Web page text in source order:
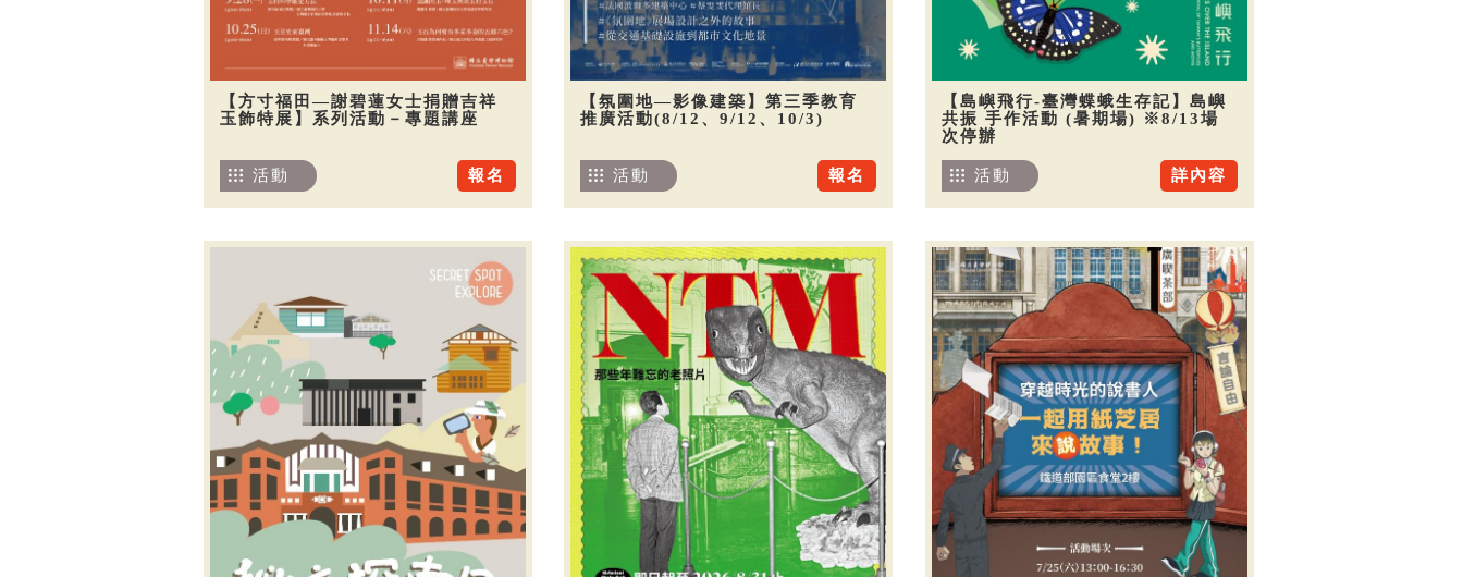
【方寸福田—謝碧蓮女士捐贈吉祥
玉飾特展】系列活動－專題講座
報名
活動
【氛圍地—影像建築】第三季教育
推廣活動(8/12、9/12、10/3)
報名
活動
【島嶼飛行-臺灣蝶蛾生存記】島嶼
共振 手作活動 (暑期場) ※8/13場
次停辦
詳內容
活動